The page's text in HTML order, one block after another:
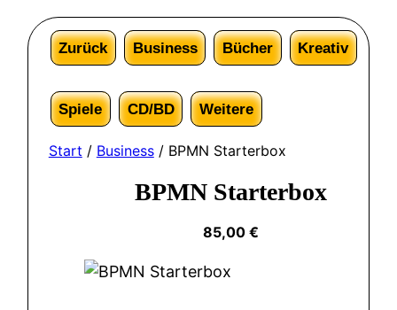
Zurück Business Bücher Kreativ
Spiele CD/BD Weitere
Start / Business/ BPMN Starterbox
BPMN Starterbox
85,00 €